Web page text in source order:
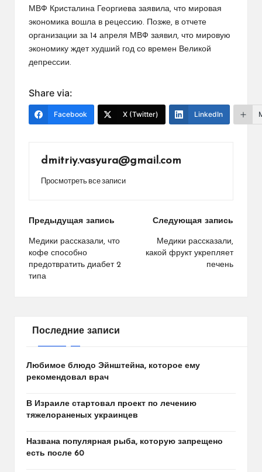
МВФ Кристалина Георгиева заявила, что мировая
экономика вошла в рецессию. Позже, в отчете
организации за 14 апреля МВФ заявил, что мировую
экономику ждет худший год со времен Великой
депрессии.
Share via:
Facebook X (Twitter) LinkedIn
dmitriy.vasyura@gmail.com
Просмотреть все записи
Навигация
по
записям
Предыдущая запись
Медики рассказали, что
кофе способно
предотвратить диабет 2
типа
Следующая запись
Медики рассказали,
какой фрукт укрепляет
печень
Последние записи
Любимое блюдо Эйнштейна, которое ему
рекомендовал врач
В Израиле стартовал проект по лечению
тяжелораненых украинцев
Названа популярная рыба, которую запрещено
есть после 60